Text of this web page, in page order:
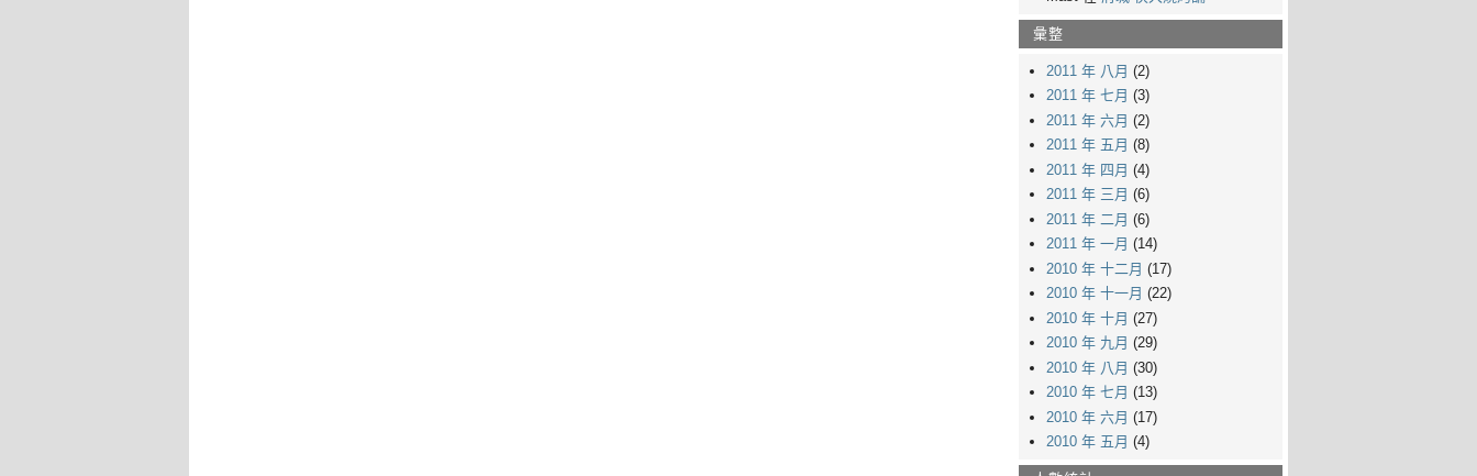
彙整
2011 年 八月 (2)
2011 年 七月 (3)
2011 年 六月 (2)
2011 年 五月 (8)
2011 年 四月 (4)
2011 年 三月 (6)
2011 年 二月 (6)
2011 年 一月 (14)
2010 年 十二月 (17)
2010 年 十一月 (22)
2010 年 十月 (27)
2010 年 九月 (29)
2010 年 八月 (30)
2010 年 七月 (13)
2010 年 六月 (17)
2010 年 五月 (4)